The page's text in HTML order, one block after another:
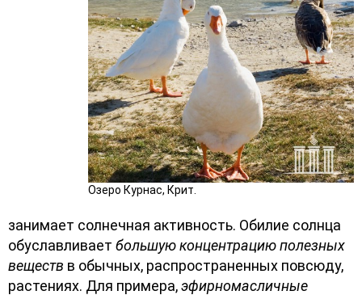
Озеро Курнас, Крит.
занимает солнечная активность. Обилие солнца
обуславливает большую концентрацию полезных
веществ в обычных, распространенных повсюду,
растениях. Для примера,эфирномасличные